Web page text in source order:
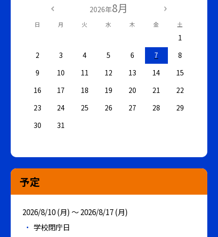
2026年8月
日 月 火 水 木 金 土
1
2
3 4 5 6 7
8
9
10 11 12 13 14
15
16
17 18 19 20 21
22
23
24 25 26 27 28
29
30
31
予定
2026/8/10 (月) ～ 2026/8/17 (月)
学校閉庁日